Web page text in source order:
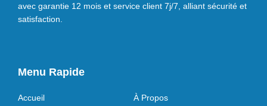
avec garantie 12 mois et service client 7j/7, alliant sécurité et
satisfaction.
Menu Rapide
Accueil
À Propos